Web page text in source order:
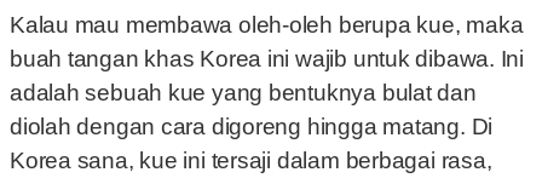
Kalau mau membawa oleh-oleh berupa kue, maka
buah tangan khas Korea ini wajib untuk dibawa. Ini
adalah sebuah kue yang bentuknya bulat dan
diolah dengan cara digoreng hingga matang. Di
Korea sana, kue ini tersaji dalam berbagai rasa,